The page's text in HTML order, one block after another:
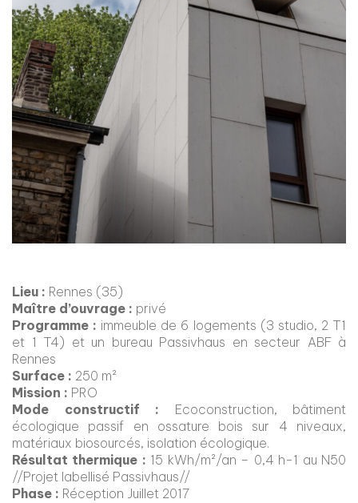
Lieu : Rennes (35)
Maître d’ouvrage : privé
Programme : immeuble de 6 logements (3 studio, 2 T1
et 1 T4) et un bureau Passivhaus en secteur ABF à
Rennes
Surface : 250 m²
Mission : PRO
Mode constructif : Ecoconstruction, bâtiment
écologique passif en ossature bois sur 4 niveaux,
matériaux biosourcés, isolation écologique.
Résultat thermique : 15 kWh/m²/an – 0,4 h-1 au N50
//Projet labellisé Passivhaus//
Phase : Réception Juillet 2017